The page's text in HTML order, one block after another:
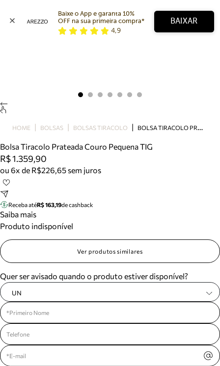
Bolsa
Tamanco
Tênis
Mule
Tire dúvidas sobre pedidos, devoluções e mais.
Meus pedidos
Acompanhe seus pedidos e solicite devoluções.
Baixe o App e garanta 10%
OFF na sua primeira compra*
4,9
BAIXAR
HOME BOLSAS BOLSAS TIRACOLO B
OLSA TIRACOLO PRATEADA COURO PEQUENA TIG
Bolsa Tiracolo Prateada Couro Pequena TIG
R$ 1.359,90
ou 6x de R$226,65 sem juros
Receba atéR$ 163,19de cashback
Saiba mais
Produto indisponível
Ver produtos similares
Quer ser avisado quando o produto estiver disponível?
UN